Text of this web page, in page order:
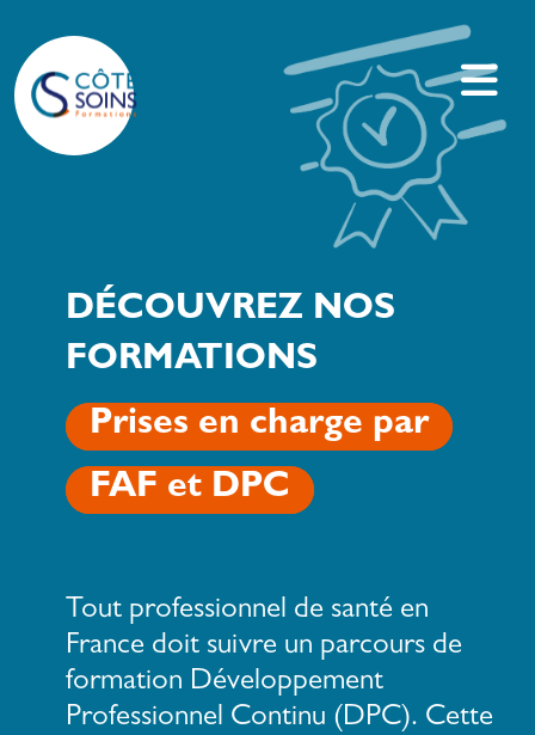
DÉCOUVREZ NOS
FORMATIONS
Prises en charge par
FAF et DPC
Tout professionnel de santé en
France doit suivre un parcours de
formation Développement
Professionnel Continu (DPC). Cette